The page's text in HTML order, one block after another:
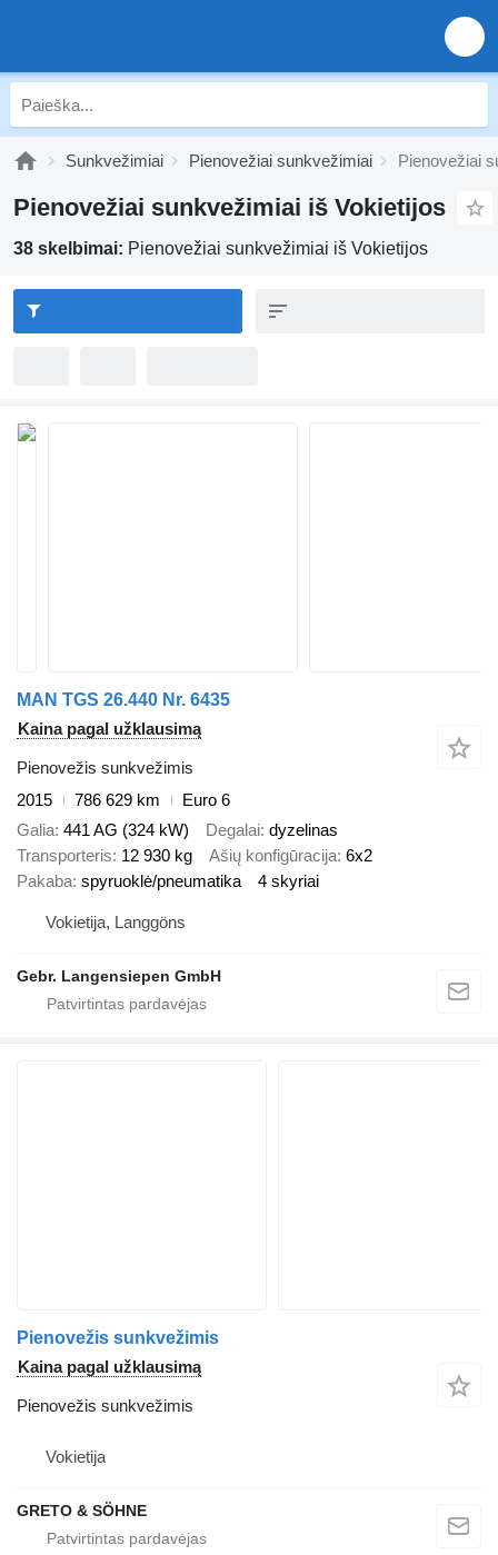
Sunkvežimiai Pienovežiai sunkvežimiai Pienovežiai
Pienovežiai sunkvežimiai iš Vokietijos
38 skelbimai: Pienovežiai sunkvežimiai iš Vokietijos
MAN TGS 26.440 Nr. 6435
Kaina pagal užklausimą
Pienovežis sunkvežimis
2015
786 629 km
Euro 6
Galia 441 AG (324 kW) Degalai dyzelinas
Transporteris 12 930 kg Ašių konfigūracija 6x2
Pakaba spyruoklė/pneumatika 4 skyriai
Vokietija, Langgöns
Gebr. Langensiepen GmbH
Pienovežis sunkvežimis
Kaina pagal užklausimą
Pienovežis sunkvežimis
Vokietija
GRETO & SÖHNE